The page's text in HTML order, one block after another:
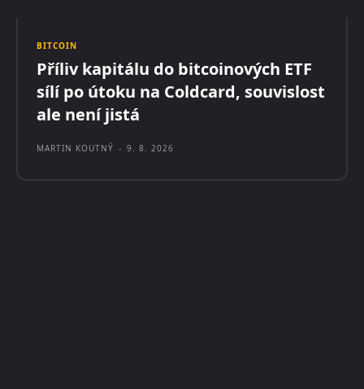
BITCOIN
Příliv kapitálu do bitcoinových ETF
sílí po útoku na Coldcard, souvislost
ale není jistá
MARTIN KOUTNÝ - 9. 8. 2026